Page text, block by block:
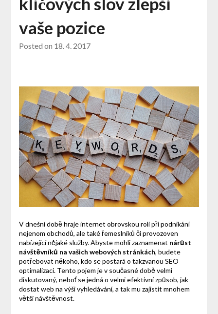
vaše pozice
Posted on 18. 4. 2017
V dnešní době hraje internet obrovskou roli při podnikání
nejenom obchodů, ale také řemeslníků či provozoven
nabízející nějaké služby. Abyste mohli zaznamenat nárůst
návštěvníků na vašich webových stránkách, budete
potřebovat někoho, kdo se postará o takzvanou SEO
optimalizaci. Tento pojem je v současné době velmi
diskutovaný, neboť se jedná o velmi efektivní způsob, jak
dostat web na výši vyhledávání, a tak mu zajistit mnohem
větší návštěvnost.